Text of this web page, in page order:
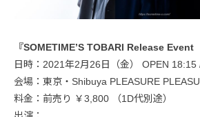
『SOMETIME’S TOBARI Release Event
日時：2021年2月26日（金） OPEN
会場：東京・Shibuya PLEASURE
料金：前売り ￥3,800 （1D代別途）